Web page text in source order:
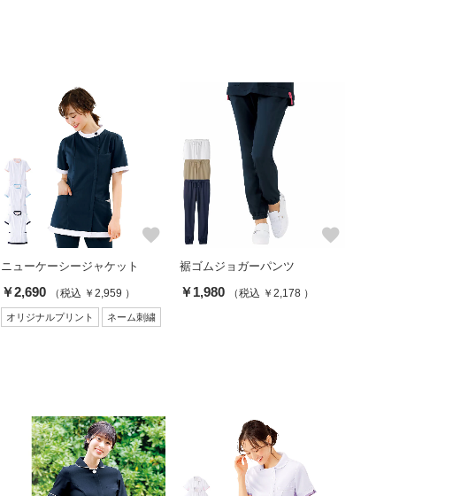
favorite
ニューケーシージャケット
￥2,690 （税込 ￥2,959 ）
オリジナルプリント ネーム刺繍
favorite
裾ゴムジョガーパンツ
￥1,980 （税込 ￥2,178 ）